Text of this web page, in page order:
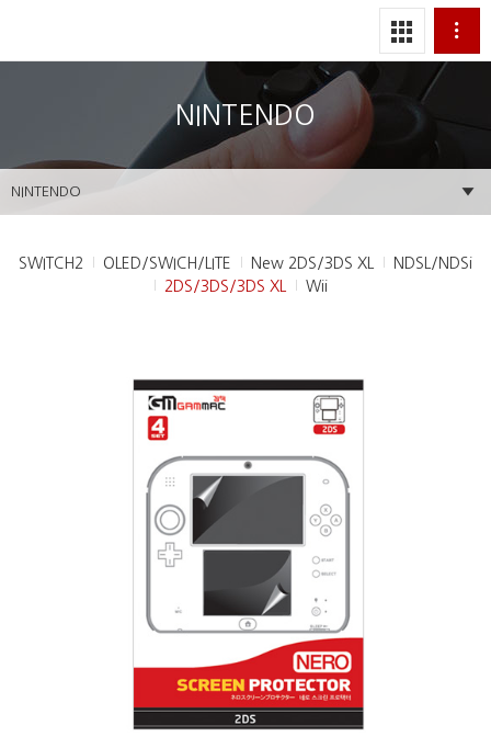
NINTENDO
NINTENDO
SWITCH2 OLED/SWICH/LITE New 2DS/3DS XL
NDSL/NDSi
2DS/3DS/3DS XL
Wii